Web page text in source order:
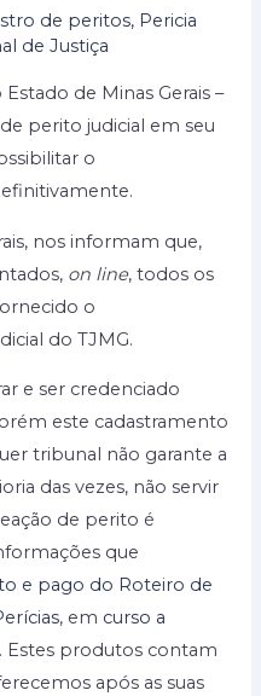
de peritos, Pericia
de Justiça
de Minas Gerais –
perito judicial em seu
o
nos informam que,
on line, todos os
o
do TJMG.
e ser credenciado
este cadastramento
tribunal não garante a
das vezes, não servir
de perito é
que
e pago do Roteiro de
, em curso a
. Estes produtos contam
após as suas